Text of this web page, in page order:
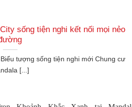
sống tiện nghi kết nối mọi nẻo
tượng sống tiện nghi mới Chung cư
[...]